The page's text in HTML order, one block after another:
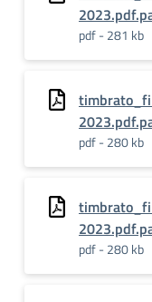
pdf - 281 kb
pdf - 280 kb
pdf - 280 kb